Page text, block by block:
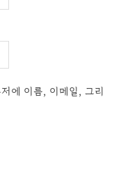
에 이름, 이메일, 그리